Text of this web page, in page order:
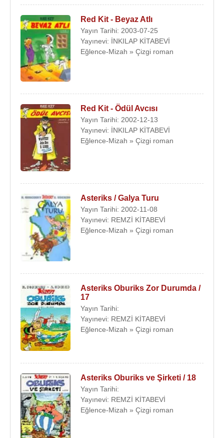
Red Kit - Beyaz Atlı
Yayın Tarihi: 2003-07-25
Yayınevi: İNKILAP KİTABEVİ
Eğlence-Mizah » Çizgi roman
Red Kit - Ödül Avcısı
Yayın Tarihi: 2002-12-13
Yayınevi: İNKILAP KİTABEVİ
Eğlence-Mizah » Çizgi roman
Asteriks / Galya Turu
Yayın Tarihi: 2002-11-08
Yayınevi: REMZİ KİTABEVİ
Eğlence-Mizah » Çizgi roman
Asteriks Oburiks Zor Durumda /
17
Yayın Tarihi:
Yayınevi: REMZİ KİTABEVİ
Eğlence-Mizah » Çizgi roman
Asteriks Oburiks ve Şirketi / 18
Yayın Tarihi:
Yayınevi: REMZİ KİTABEVİ
Eğlence-Mizah » Çizgi roman